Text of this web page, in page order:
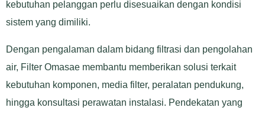
kebutuhan pelanggan perlu disesuaikan dengan kondisi
sistem yang dimiliki.
Dengan pengalaman dalam bidang filtrasi dan pengolahan
air, Filter Omasae membantu memberikan solusi terkait
kebutuhan komponen, media filter, peralatan pendukung,
hingga konsultasi perawatan instalasi. Pendekatan yang